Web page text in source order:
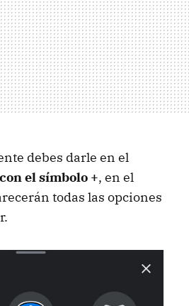
debes darle en el
el símbolo +, en el
todas las opciones